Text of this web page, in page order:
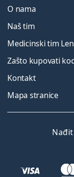
O nama
Naš tim
Medicinski tim
Zašto kupovati
Kontakt
Mapa stranice